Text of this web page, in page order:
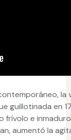
la
guillotinada en
e
aumentó la